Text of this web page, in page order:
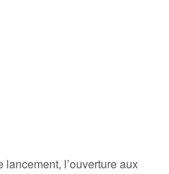
l’ouverture aux